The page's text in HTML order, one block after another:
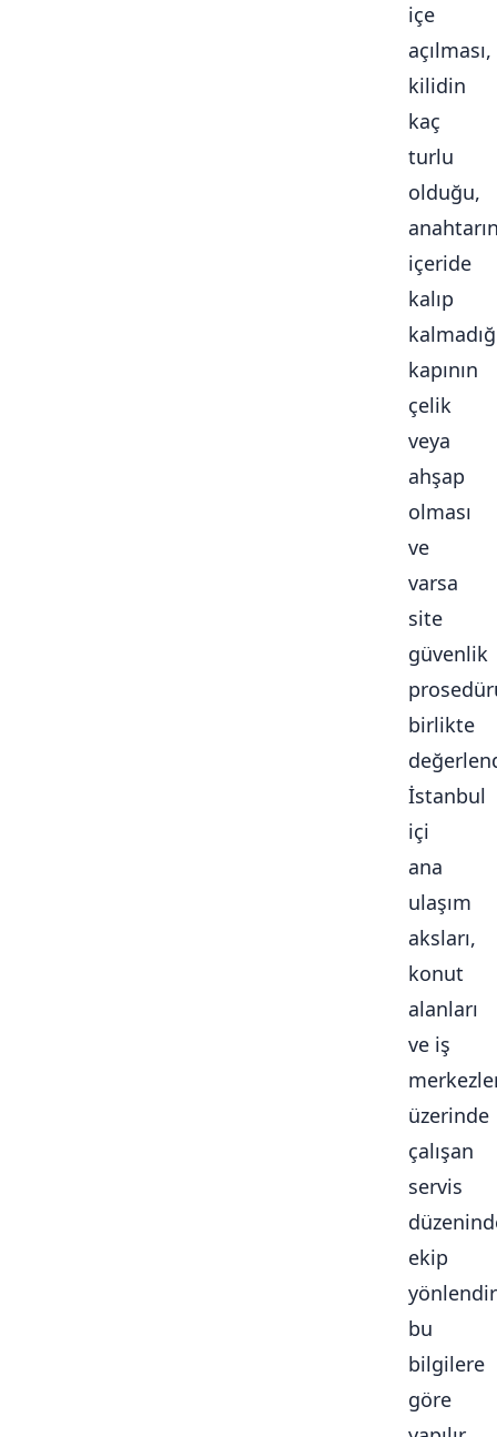
içe
açılması,
kilidin
kaç
turlu
olduğu,
içeride
kalıp
kapının
çelik
veya
ahşap
olması
ve
varsa
site
güvenlik
birlikte
İstanbul
içi
ana
ulaşım
aksları,
konut
alanları
ve iş
üzerinde
çalışan
servis
ekip
bu
bilgilere
göre